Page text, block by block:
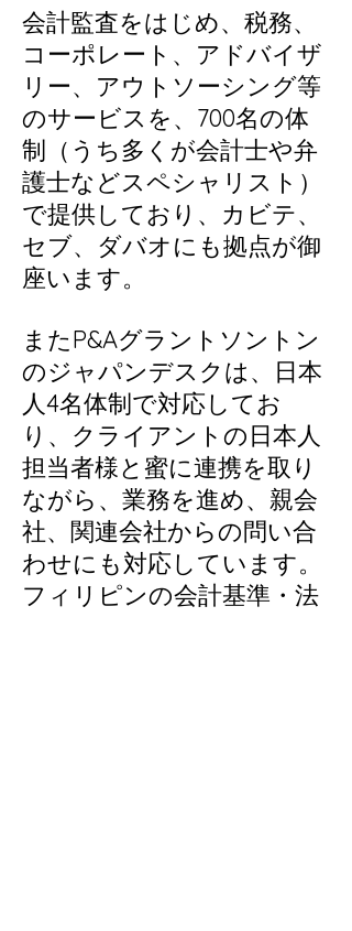
会計監査をはじめ、税務、
コーポレート、アドバイザ
リー、アウトソーシング等
のサービスを、700名の体
制（うち多くが会計士や弁
護士などスペシャリスト）
で提供しており、カビテ、
セブ、ダバオにも拠点が御
座います。
またP&Aグラントソントン
のジャパンデスクは、日本
人4名体制で対応してお
り、クライアントの日本人
担当者様と蜜に連携を取り
ながら、業務を進め、親会
社、関連会社からの問い合
わせにも対応しています。
フィリピンの会計基準・法